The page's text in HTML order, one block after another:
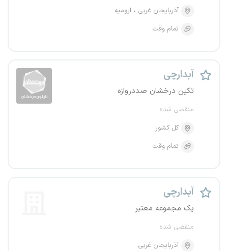
آذربایجان غربی
ارومیه
تمام وقت
آبدارچی
تکین درخشان صددروازه
منقضی شده
کل کشور
تمام وقت
آبدارچی
یک مجموعه معتبر
منقضی شده
آذربایجان غربی